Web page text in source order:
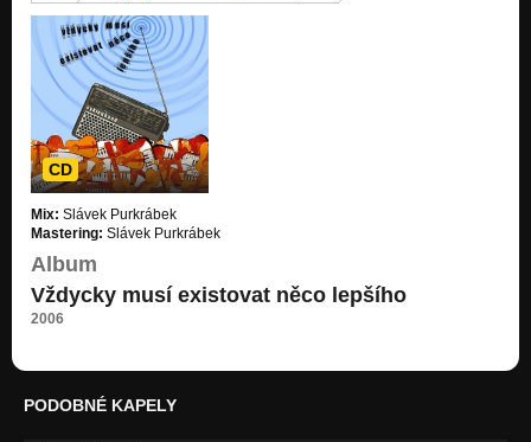
Ubrus
Ze zahrady žraloka
Růže
Ze zahrady žraloka
Dobový valčík
Ze zahrady žraloka
Ze zahrady žraloka
Lososi
Ze zahrady žraloka
Ševci
Ze zahrady žraloka
CD
Mix: Slávek Purkrábek
Mastering: Slávek Purkrábek
Album
Vždycky musí existovat něco lepšího
2006
PODOBNÉ KAPELY